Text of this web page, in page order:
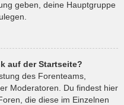
geben, deine Hauptgruppe
auf der Startseite?
des Forenteams,
Moderatoren. Du findest hier
die diese im Einzelnen